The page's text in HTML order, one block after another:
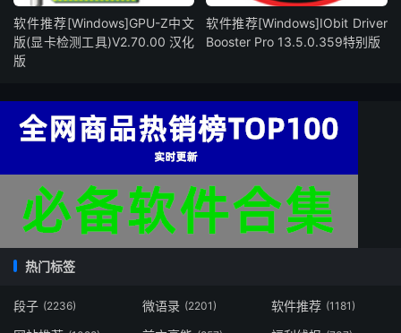
软件推荐[Windows]GPU-Z中文
版(显卡检测工具)V2.70.00 汉化
版
软件推荐[Windows]IObit Driver
Booster Pro 13.5.0.359特别版
热门标签
段子 (2236) 微语录 (2201) 软件推荐 (1181)